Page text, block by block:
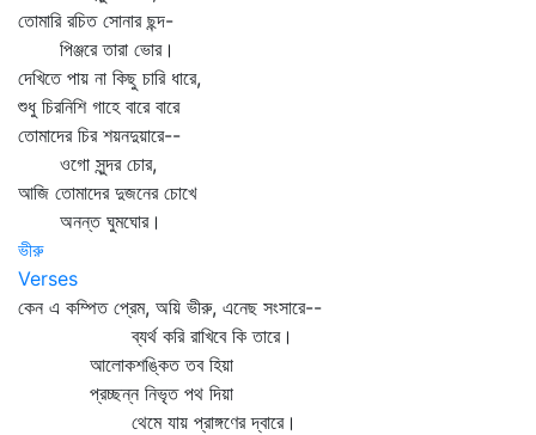
তোমারি রচিত সোনার ছন্দ-
পিঞ্জরে তারা ভোর।
দেখিতে পায় না কিছু চারি ধারে,
শুধু চিরনিশি গাহে বারে বারে
তোমাদের চির শয়নদুয়ারে--
ওগো সুন্দর চোর,
আজি তোমাদের দুজনের চোখে
অনন্ত ঘুমঘোর।
ভীরু
Verses
কেন এ কম্পিত প্রেম, অয়ি ভীরু, এনেছ সংসারে--
ব্যর্থ করি রাখিবে কি তারে।
আলোকশঙ্কিত তব হিয়া
প্রচ্ছন্ন নিভৃত পথ দিয়া
থেমে যায় প্রাঙ্গণের দ্বারে।